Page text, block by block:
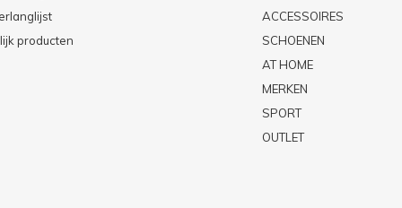
producten
ACCESSOIRES
SCHOENEN
AT HOME
MERKEN
SPORT
OUTLET